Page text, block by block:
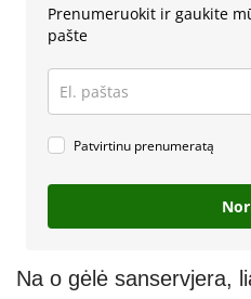
Prenumeruokit ir gaukite
pašte
Patvirtinu prenumeratą
Na o gėlė sanservjera,